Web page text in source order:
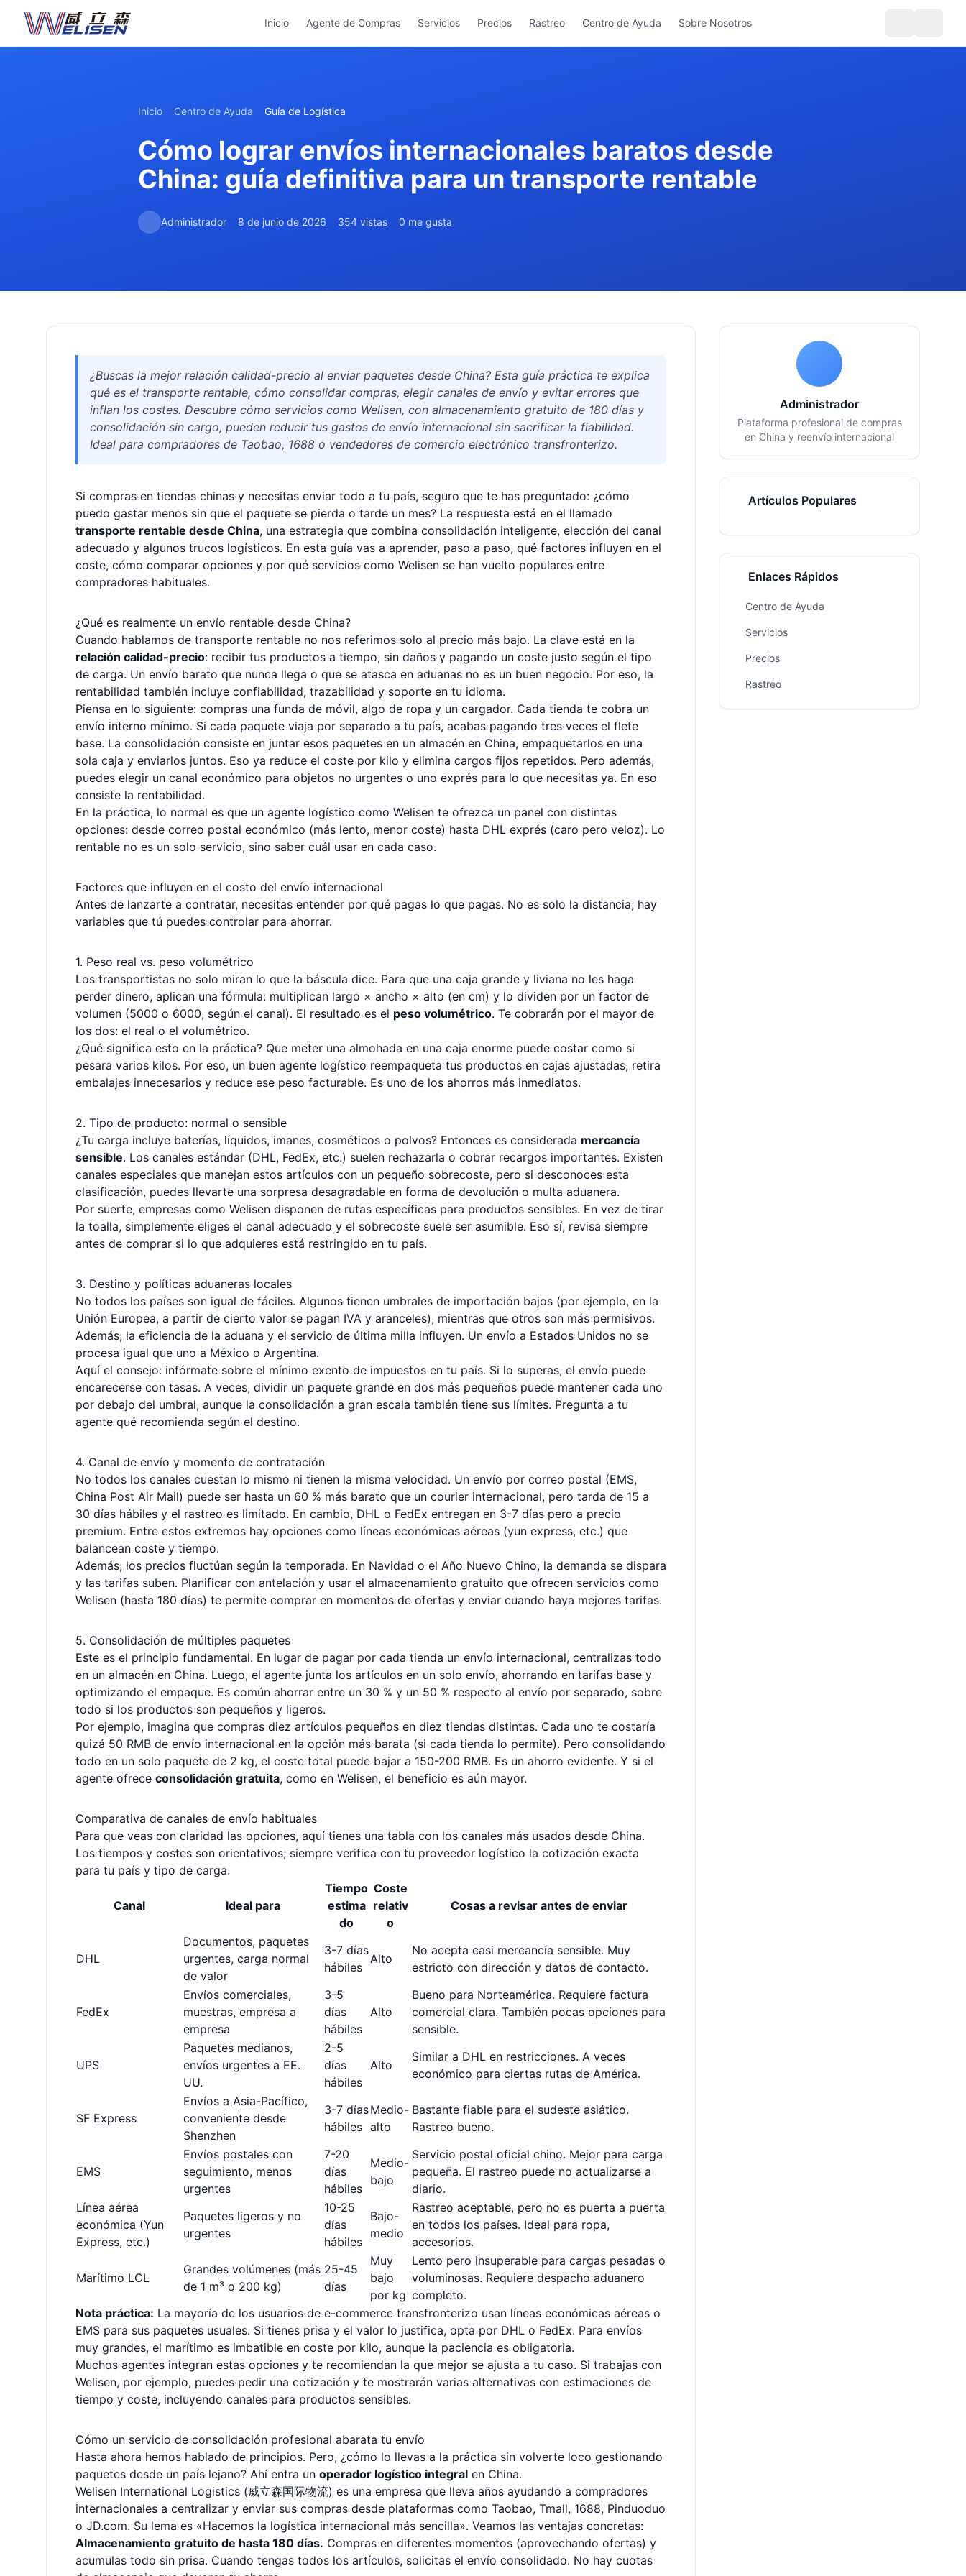
Inicio Agente de Compras Servicios Precios Rastreo Centro de Ayuda Sobre Nosotros
Inicio Centro de Ayuda Guía de Logística
Cómo lograr envíos internacionales baratos desde
China: guía definitiva para un transporte rentable
Administrador 8 de junio de 2026 354 vistas 0 me gusta
¿Buscas la mejor relación calidad-precio al enviar paquetes desde China? Esta guía práctica te explica
qué es el transporte rentable, cómo consolidar compras, elegir canales de envío y evitar errores que
inflan los costes. Descubre cómo servicios como Welisen, con almacenamiento gratuito de 180 días y
consolidación sin cargo, pueden reducir tus gastos de envío internacional sin sacrificar la fiabilidad.
Ideal para compradores de Taobao, 1688 o vendedores de comercio electrónico transfronterizo.
Si compras en tiendas chinas y necesitas enviar todo a tu país, seguro que te has preguntado: ¿cómo
puedo gastar menos sin que el paquete se pierda o tarde un mes? La respuesta está en el llamado
transporte rentable desde China, una estrategia que combina consolidación inteligente, elección del canal
adecuado y algunos trucos logísticos. En esta guía vas a aprender, paso a paso, qué factores influyen en el
coste, cómo comparar opciones y por qué servicios como Welisen se han vuelto populares entre
compradores habituales.
¿Qué es realmente un envío rentable desde China?
Cuando hablamos de transporte rentable no nos referimos solo al precio más bajo. La clave está en la
relación calidad-precio: recibir tus productos a tiempo, sin daños y pagando un coste justo según el tipo
de carga. Un envío barato que nunca llega o que se atasca en aduanas no es un buen negocio. Por eso, la
rentabilidad también incluye confiabilidad, trazabilidad y soporte en tu idioma.
Piensa en lo siguiente: compras una funda de móvil, algo de ropa y un cargador. Cada tienda te cobra un
envío interno mínimo. Si cada paquete viaja por separado a tu país, acabas pagando tres veces el flete
base. La consolidación consiste en juntar esos paquetes en un almacén en China, empaquetarlos en una
sola caja y enviarlos juntos. Eso ya reduce el coste por kilo y elimina cargos fijos repetidos. Pero además,
puedes elegir un canal económico para objetos no urgentes o uno exprés para lo que necesitas ya. En eso
consiste la rentabilidad.
En la práctica, lo normal es que un agente logístico como Welisen te ofrezca un panel con distintas
opciones: desde correo postal económico (más lento, menor coste) hasta DHL exprés (caro pero veloz). Lo
rentable no es un solo servicio, sino saber cuál usar en cada caso.
Factores que influyen en el costo del envío internacional
Antes de lanzarte a contratar, necesitas entender por qué pagas lo que pagas. No es solo la distancia; hay
variables que tú puedes controlar para ahorrar.
1. Peso real vs. peso volumétrico
Los transportistas no solo miran lo que la báscula dice. Para que una caja grande y liviana no les haga
perder dinero, aplican una fórmula: multiplican largo × ancho × alto (en cm) y lo dividen por un factor de
volumen (5000 o 6000, según el canal). El resultado es el peso volumétrico. Te cobrarán por el mayor de
los dos: el real o el volumétrico.
¿Qué significa esto en la práctica? Que meter una almohada en una caja enorme puede costar como si
pesara varios kilos. Por eso, un buen agente logístico reempaqueta tus productos en cajas ajustadas, retira
embalajes innecesarios y reduce ese peso facturable. Es uno de los ahorros más inmediatos.
2. Tipo de producto: normal o sensible
¿Tu carga incluye baterías, líquidos, imanes, cosméticos o polvos? Entonces es considerada mercancía
sensible. Los canales estándar (DHL, FedEx, etc.) suelen rechazarla o cobrar recargos importantes. Existen
canales especiales que manejan estos artículos con un pequeño sobrecoste, pero si desconoces esta
clasificación, puedes llevarte una sorpresa desagradable en forma de devolución o multa aduanera.
Por suerte, empresas como Welisen disponen de rutas específicas para productos sensibles. En vez de tirar
la toalla, simplemente eliges el canal adecuado y el sobrecoste suele ser asumible. Eso sí, revisa siempre
antes de comprar si lo que adquieres está restringido en tu país.
3. Destino y políticas aduaneras locales
No todos los países son igual de fáciles. Algunos tienen umbrales de importación bajos (por ejemplo, en la
Unión Europea, a partir de cierto valor se pagan IVA y aranceles), mientras que otros son más permisivos.
Además, la eficiencia de la aduana y el servicio de última milla influyen. Un envío a Estados Unidos no se
procesa igual que uno a México o Argentina.
Aquí el consejo: infórmate sobre el mínimo exento de impuestos en tu país. Si lo superas, el envío puede
encarecerse con tasas. A veces, dividir un paquete grande en dos más pequeños puede mantener cada uno
por debajo del umbral, aunque la consolidación a gran escala también tiene sus límites. Pregunta a tu
agente qué recomienda según el destino.
4. Canal de envío y momento de contratación
No todos los canales cuestan lo mismo ni tienen la misma velocidad. Un envío por correo postal (EMS,
China Post Air Mail) puede ser hasta un 60 % más barato que un courier internacional, pero tarda de 15 a
30 días hábiles y el rastreo es limitado. En cambio, DHL o FedEx entregan en 3-7 días pero a precio
premium. Entre estos extremos hay opciones como líneas económicas aéreas (yun express, etc.) que
balancean coste y tiempo.
Además, los precios fluctúan según la temporada. En Navidad o el Año Nuevo Chino, la demanda se dispara
y las tarifas suben. Planificar con antelación y usar el almacenamiento gratuito que ofrecen servicios como
Welisen (hasta 180 días) te permite comprar en momentos de ofertas y enviar cuando haya mejores tarifas.
5. Consolidación de múltiples paquetes
Este es el principio fundamental. En lugar de pagar por cada tienda un envío internacional, centralizas todo
en un almacén en China. Luego, el agente junta los artículos en un solo envío, ahorrando en tarifas base y
optimizando el empaque. Es común ahorrar entre un 30 % y un 50 % respecto al envío por separado, sobre
todo si los productos son pequeños y ligeros.
Por ejemplo, imagina que compras diez artículos pequeños en diez tiendas distintas. Cada uno te costaría
quizá 50 RMB de envío internacional en la opción más barata (si cada tienda lo permite). Pero consolidando
todo en un solo paquete de 2 kg, el coste total puede bajar a 150-200 RMB. Es un ahorro evidente. Y si el
agente ofrece consolidación gratuita, como en Welisen, el beneficio es aún mayor.
Comparativa de canales de envío habituales
Para que veas con claridad las opciones, aquí tienes una tabla con los canales más usados desde China.
Los tiempos y costes son orientativos; siempre verifica con tu proveedor logístico la cotización exacta
para tu país y tipo de carga.
Canal Ideal para
Tiempo
estima
do
Coste
relativ
o
Cosas a revisar antes de enviar
DHL
Documentos, paquetes
urgentes, carga normal
de valor
3-7 días
hábiles
Alto
No acepta casi mercancía sensible. Muy
estricto con dirección y datos de contacto.
FedEx
Envíos comerciales,
muestras, empresa a
empresa
3-5
días
hábiles
Alto
Bueno para Norteamérica. Requiere factura
comercial clara. También pocas opciones para
sensible.
UPS
Paquetes medianos,
envíos urgentes a EE.
UU.
2-5
días
hábiles
Alto
Similar a DHL en restricciones. A veces
económico para ciertas rutas de América.
SF Express
Envíos a Asia-Pacífico,
conveniente desde
Shenzhen
3-7 días
hábiles
Medio-
alto
Bastante fiable para el sudeste asiático.
Rastreo bueno.
EMS
Envíos postales con
seguimiento, menos
urgentes
7-20
días
hábiles
Medio-
bajo
Servicio postal oficial chino. Mejor para carga
pequeña. El rastreo puede no actualizarse a
diario.
Línea aérea
económica (Yun
Express, etc.)
Paquetes ligeros y no
urgentes
10-25
días
hábiles
Bajo-
medio
Rastreo aceptable, pero no es puerta a puerta
en todos los países. Ideal para ropa,
accesorios.
Marítimo LCL
Grandes volúmenes (más
de 1 m³ o 200 kg)
25-45
días
Muy
bajo
por kg
Lento pero insuperable para cargas pesadas o
voluminosas. Requiere despacho aduanero
completo.
Nota práctica: La mayoría de los usuarios de e-commerce transfronterizo usan líneas económicas aéreas o
EMS para sus paquetes usuales. Si tienes prisa y el valor lo justifica, opta por DHL o FedEx. Para envíos
muy grandes, el marítimo es imbatible en coste por kilo, aunque la paciencia es obligatoria.
Muchos agentes integran estas opciones y te recomiendan la que mejor se ajusta a tu caso. Si trabajas con
Welisen, por ejemplo, puedes pedir una cotización y te mostrarán varias alternativas con estimaciones de
tiempo y coste, incluyendo canales para productos sensibles.
Cómo un servicio de consolidación profesional abarata tu envío
Hasta ahora hemos hablado de principios. Pero, ¿cómo lo llevas a la práctica sin volverte loco gestionando
paquetes desde un país lejano? Ahí entra un operador logístico integral en China.
Welisen International Logistics (威立森国际物流) es una empresa que lleva años ayudando a compradores
internacionales a centralizar y enviar sus compras desde plataformas como Taobao, Tmall, 1688, Pinduoduo
o JD.com. Su lema es «Hacemos la logística internacional más sencilla». Veamos las ventajas concretas:
Almacenamiento gratuito de hasta 180 días. Compras en diferentes momentos (aprovechando ofertas) y
acumulas todo sin prisa. Cuando tengas todos los artículos, solicitas el envío consolidado. No hay cuotas
Administrador
Plataforma profesional de compras
en China y reenvío internacional
Artículos Populares
Enlaces Rápidos
Centro de Ayuda
Servicios
Precios
Rastreo